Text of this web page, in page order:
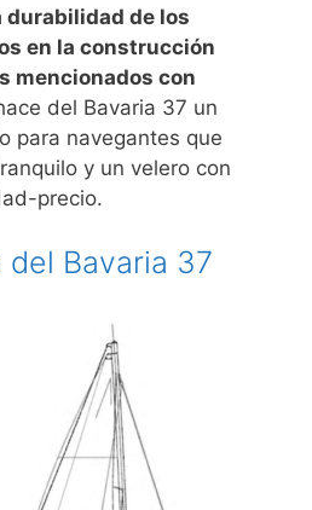
de los
en la construcción
mencionados con
del Bavaria 37 un
para navegantes que
y un velero con
precio.
del Bavaria 37